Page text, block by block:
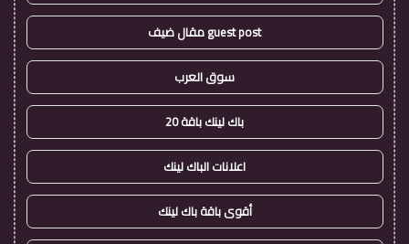
guest post مقال ضيف
سوق العرب
باك لينك باقة 20
اعلانات الباك لينك
أقوى باقة باك لينك